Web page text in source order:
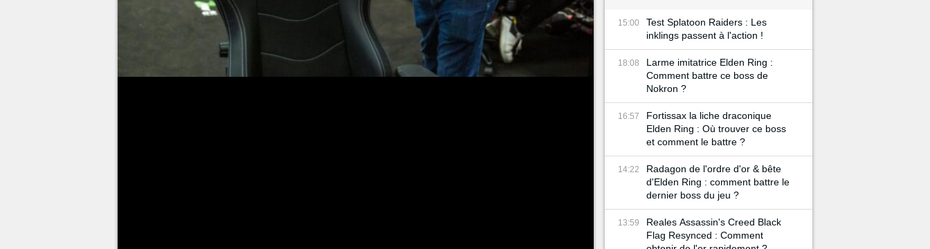
15:00
Test Splatoon Raiders : Les
inklings passent à l'action !
18:08
Larme imitatrice Elden Ring :
Comment battre ce boss de
Nokron ?
16:57
Fortissax la liche draconique
Elden Ring : Où trouver ce boss
et comment le battre ?
14:22
Radagon de l'ordre d'or & bête
d'Elden Ring : comment battre le
dernier boss du jeu ?
13:59
Reales Assassin's Creed Black
Flag Resynced : Comment